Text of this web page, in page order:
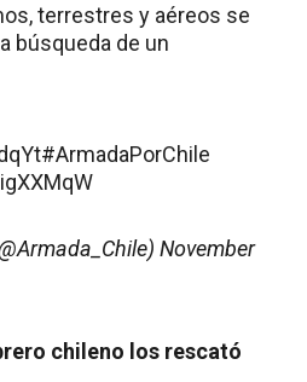
terrestres y aéreos se
búsqueda de un
#ArmadaPorChile
November
chileno los rescató